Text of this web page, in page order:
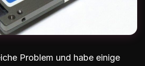
Problem und habe einige